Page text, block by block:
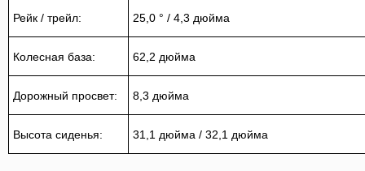
Рейк / трейл: 25,0 ° / 4,3 дюйма
Колесная база: 62,2 дюйма
Дорожный просвет: 8,3 дюйма
Высота сиденья: 31,1 дюйма / 32,1 дюйма